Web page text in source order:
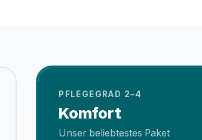
PFLEGEGRAD 2–4
Komfort
Unser beliebtestes Paket